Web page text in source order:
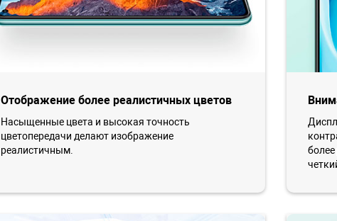
Отображение более реалистичных цветов
Насыщенные цвета и высокая точность
цветопередачи делают изображение
реалистичным.